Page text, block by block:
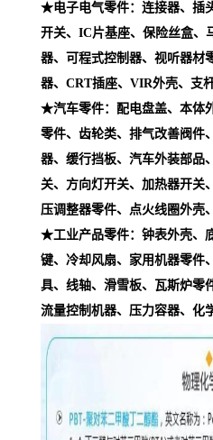
★电子电气零件：连接器、插
开关、IC片基座、保险丝盒、
器、可程式控制器、视听器材
器、CRT插座、VIR外壳、支
★汽车零件：配电盘盖、本体
零件、齿轮类、排气改善阀件
器、缓行挡板、汽车外装部品
关、方向灯开关、加热器开关
压调整器零件、点火线圈外壳
★工业产品零件：钟表外壳、
键、冷却风扇、家用机器零件
具、线轴、滑雪板、瓦斯炉零
流量控制机器、压力容器、化